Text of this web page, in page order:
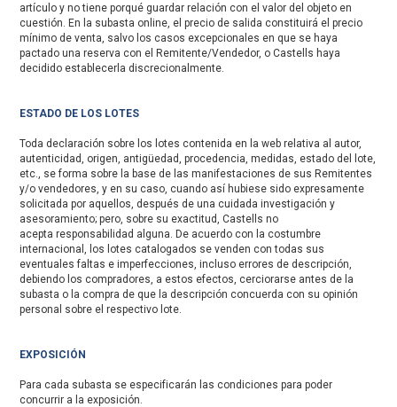
artículo y no tiene porqué guardar relación con el valor del objeto en
cuestión. En la subasta online, el precio de salida constituirá el precio
mínimo de venta, salvo los casos excepcionales en que se haya
pactado una reserva con el Remitente/Vendedor, o Castells haya
decidido establecerla discrecionalmente.
ESTADO DE LOS LOTES
Toda declaración sobre los lotes contenida en la web relativa al autor,
autenticidad, origen, antigüedad, procedencia, medidas, estado del lote,
etc., se forma sobre la base de las manifestaciones de sus Remitentes
y/o vendedores, y en su caso, cuando así hubiese sido expresamente
solicitada por aquellos, después de una cuidada investigación y
asesoramiento; pero, sobre su exactitud, Castells no
acepta responsabilidad alguna. De acuerdo con la costumbre
internacional, los lotes catalogados se venden con todas sus
eventuales faltas e imperfecciones, incluso errores de descripción,
debiendo los compradores, a estos efectos, cerciorarse antes de la
subasta o la compra de que la descripción concuerda con su opinión
personal sobre el respectivo lote.
EXPOSICIÓN
Para cada subasta se especificarán las condiciones para poder
concurrir a la exposición.